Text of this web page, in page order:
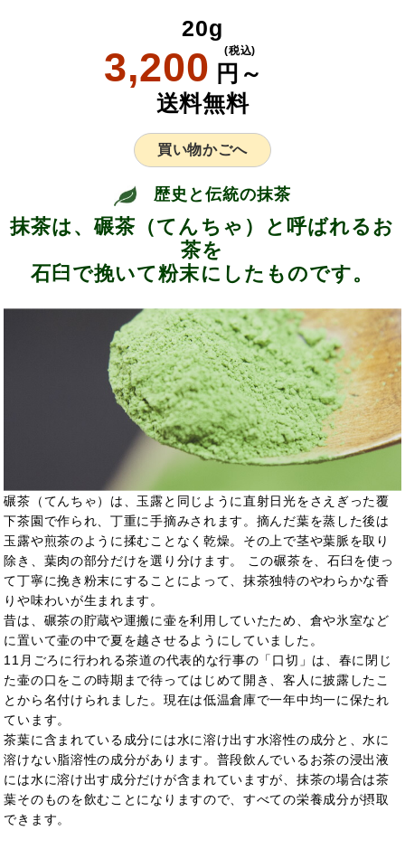
20g
3,200 円～
(税込)
送料無料
買い物かごへ
歴史と伝統の抹茶
抹茶は、碾茶（てんちゃ）と呼ばれるお
茶を
石臼で挽いて粉末にしたものです。
碾茶（てんちゃ）は、玉露と同じように直射日光をさえぎった覆
下茶園で作られ、丁重に手摘みされます。摘んだ葉を蒸した後は
玉露や煎茶のように揉むことなく乾燥。その上で茎や葉脈を取り
除き、葉肉の部分だけを選り分けます。 この碾茶を、石臼を使っ
て丁寧に挽き粉末にすることによって、抹茶独特のやわらかな香
りや味わいが生まれます。
昔は、碾茶の貯蔵や運搬に壷を利用していたため、倉や氷室など
に置いて壷の中で夏を越させるようにしていました。
11月ごろに行われる茶道の代表的な行事の「口切」は、春に閉じ
た壷の口をこの時期まで待ってはじめて開き、客人に披露したこ
とから名付けられました。現在は低温倉庫で一年中均一に保たれ
ています。
茶葉に含まれている成分には水に溶け出す水溶性の成分と、水に
溶けない脂溶性の成分があります。普段飲んでいるお茶の浸出液
には水に溶け出す成分だけが含まれていますが、抹茶の場合は茶
葉そのものを飲むことになりますので、すべての栄養成分が摂取
できます。